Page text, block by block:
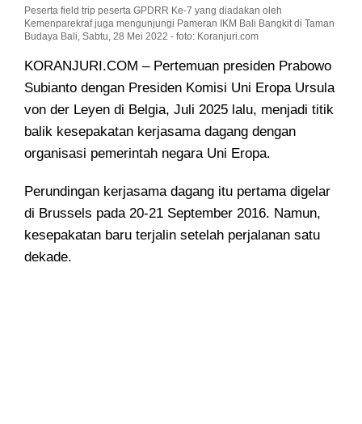
27
Negara
di
Eropa
Peserta field trip peserta GPDRR Ke-7 yang diadakan oleh
Kemenparekraf juga mengunjungi Pameran IKM Bali Bangkit di Taman
Budaya Bali, Sabtu, 28 Mei 2022 - foto: Koranjuri.com
KORANJURI.COM – Pertemuan presiden Prabowo
Subianto dengan Presiden Komisi Uni Eropa Ursula
von der Leyen di Belgia, Juli 2025 lalu, menjadi titik
balik kesepakatan kerjasama dagang dengan
organisasi pemerintah negara Uni Eropa.
Perundingan kerjasama dagang itu pertama digelar
di Brussels pada 20-21 September 2016. Namun,
kesepakatan baru terjalin setelah perjalanan satu
dekade.